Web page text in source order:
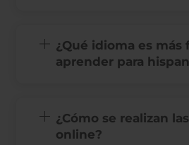
¿Qué idioma es más
aprender para
¿Cómo se realizan
online?